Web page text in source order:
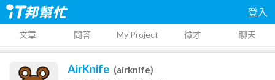
登入
文章 問答 My Project 徵才 聊天
AirKnife (airknife)